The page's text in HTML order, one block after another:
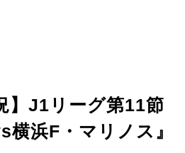
】J1リーグ第11節
横浜F・マリノス』